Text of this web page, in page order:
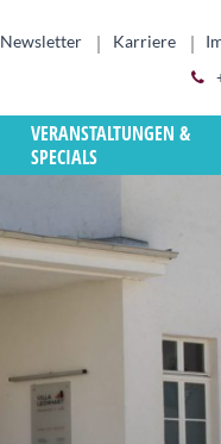
Newsletter Karriere
VERANSTALTUNGEN &
SPECIALS